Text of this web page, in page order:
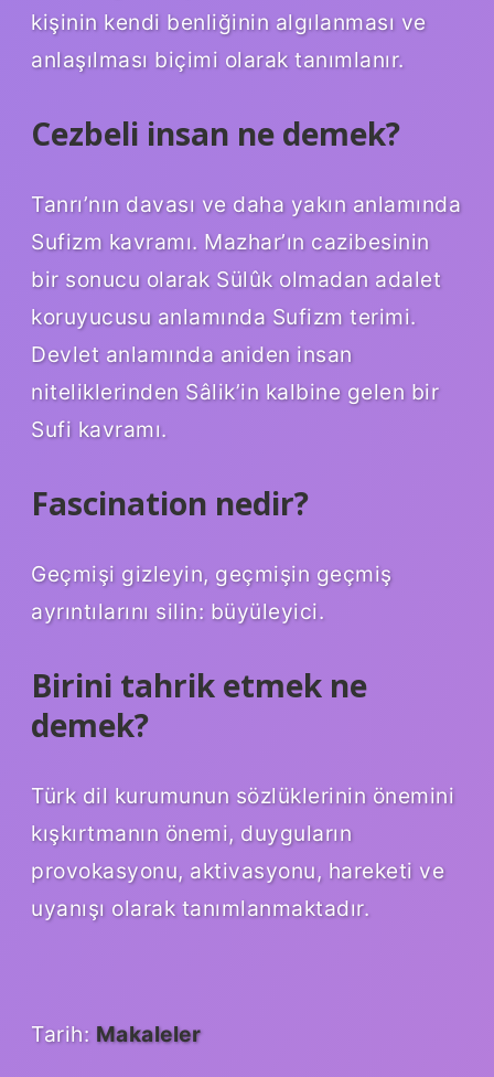
kişinin kendi benliğinin algılanması ve
anlaşılması biçimi olarak tanımlanır.
Cezbeli insan ne demek?
Tanrı’nın davası ve daha yakın anlamında
Sufizm kavramı. Mazhar’ın cazibesinin
bir sonucu olarak Sülûk olmadan adalet
koruyucusu anlamında Sufizm terimi.
Devlet anlamında aniden insan
niteliklerinden Sâlik’in kalbine gelen bir
Sufi kavramı.
Fascination nedir?
Geçmişi gizleyin, geçmişin geçmiş
ayrıntılarını silin: büyüleyici.
Birini tahrik etmek ne
demek?
Türk dil kurumunun sözlüklerinin önemini
kışkırtmanın önemi, duyguların
provokasyonu, aktivasyonu, hareketi ve
uyanışı olarak tanımlanmaktadır.
Tarih: Makaleler